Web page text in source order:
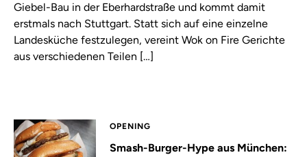
Giebel-Bau in der Eberhardstraße und kommt damit
erstmals nach Stuttgart. Statt sich auf eine einzelne
Landesküche festzulegen, vereint Wok on Fire Gerichte
aus verschiedenen Teilen […]
OPENING
Smash-Burger-Hype aus München: